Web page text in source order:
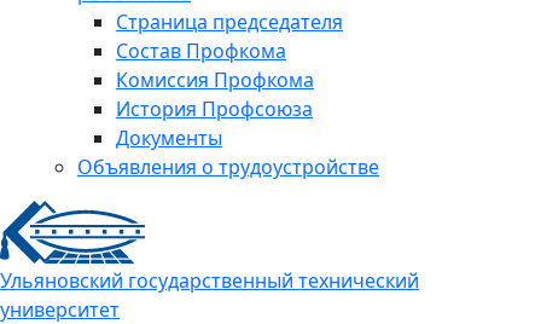
Страница председателя
Состав Профкома
Комиссия Профкома
История Профсоюза
Документы
Объявления о трудоустройстве
Ульяновский государственный технический
университет